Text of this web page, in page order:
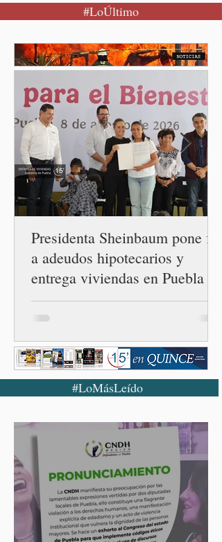
restablecimiento de las
entre los gobiernos de
México y Perú. “Es
la orientación política de
los gobiernos —porque hay
orientaciones políticas de
los gobiernos, llegan por
un partido, llegan por otro
— es importante que México
tenga relaciones
diplomáticas con el mu
#LoÚltimo
Presidenta Sheinbaum pone fin
a adeudos hipotecarios y
entrega viviendas en Puebla
#LoMásLeído